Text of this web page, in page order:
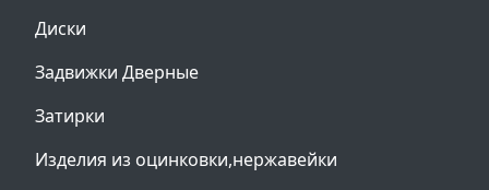
Диски
Задвижки Дверные
Затирки
Изделия из оцинковки,нержавейки